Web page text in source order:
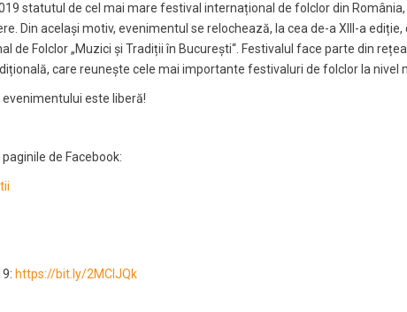
statutul de cel mai mare festival internațional de folclor din
Din același motiv, evenimentul se relochează, la cea de-a XIII-a
de Folclor „Muzici și Tradiții în București“. Festivalul face parte din
care reunește cele mai importante festivaluri de folclor la nivel
este liberă!
de Facebook:
https://bit.ly/2MClJQk